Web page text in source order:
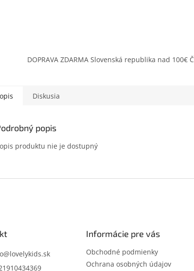
DOPRAVA ZDARMA Slovenská republika nad 100€
Diskusia
popis
produktu nie je dostupný
@lovelykids.sk
Informácie pre vás
Obchodné podmienky
Ochrana osobných údajov